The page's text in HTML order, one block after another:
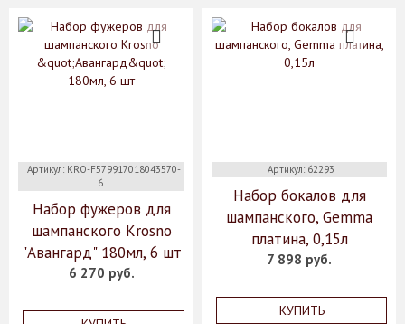
Артикул: KRO-F579917018043570-
6
Набор фужеров для
шампанского Krosno
"Авангард" 180мл, 6 шт
6 270 руб.
Артикул: 62293
Набор бокалов для
шампанского, Gemma
платина, 0,15л
7 898 руб.
КУПИТЬ